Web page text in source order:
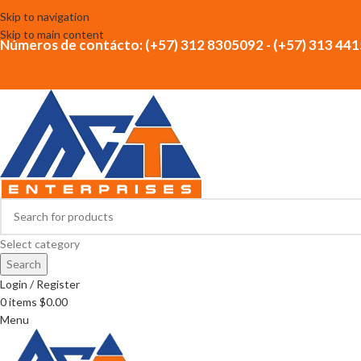
Skip to navigation
Skip to main content
Números de contácto: (+57) 312 8305092 - (+57) 313
Select category
Search
Login / Register
0items $0.00
Menu